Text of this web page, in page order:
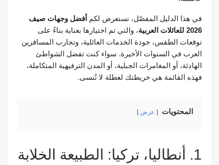
في هذا الدليل المفصّل، نستعرض لكم أفضل وجهات صيف
2026 للعائلات العربية
، والتي تم اختيارها بعناية بناءً على
توقعات الطقس، جودة الخدمات العائلية، وتجارب المسافرين
العرب في السنوات الأخيرة. سواء كنت تفضل الشواطئ
الهادئة، أو المغامرات الجبلية، أو المدن الترفيهية المتكاملة،
فهذه القائمة هي خريطتك لعطلة لا تُنسى.
المحتويات عرض
1. أنطاليا، تركيا: الطبيعة الخلابة